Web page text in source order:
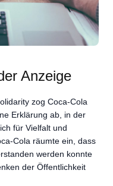
Anzeige
zog Coca-Cola
Erklärung ab, in der
für Vielfalt und
Cola räumte ein, dass
werden konnte
der Öffentlichkeit